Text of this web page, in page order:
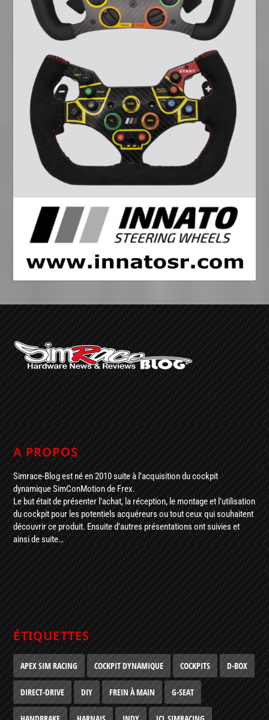
A PROPOS
Simrace-Blog est né en 2010 suite à l’acquisition du cockpit
dynamique SimConMotion de Frex.
Le but était de présenter l’achat, la réception, le montage et l’utilisation
du cockpit pour les potentiels acquéreurs ou tout ceux qui souhaitent
découvrir ce produit. Ensuite d’autres présentations ont suivies et
ainsi de suite…
ÉTIQUETTES
APEX SIM RACING COCKPIT DYNAMIQUE COCKPITS D-BOX
DIRECT-DRIVE DIY FREIN À MAIN G-SEAT